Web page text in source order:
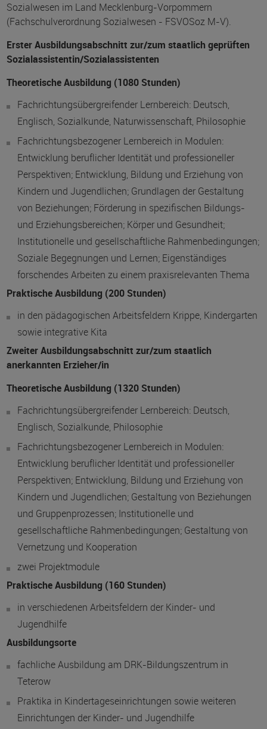
Sozialwesen im Land Mecklenburg-Vorpommern
(Fachschulverordnung Sozialwesen - FSVOSoz M-V).
Erster Ausbildungsabschnitt zur/zum staatlich geprüften
Sozialassistentin/Sozialassistenten
Theoretische Ausbildung (1080 Stunden)
Fachrichtungsübergreifender Lernbereich: Deutsch,
Englisch, Sozialkunde, Naturwissenschaft, Philosophie
Fachrichtungsbezogener Lernbereich in Modulen:
Entwicklung beruflicher Identität und professioneller
Perspektiven; Entwicklung, Bildung und Erziehung von
Kindern und Jugendlichen; Grundlagen der Gestaltung
von Beziehungen; Förderung in spezifischen Bildungs-
und Erziehungsbereichen; Körper und Gesundheit;
Institutionelle und gesellschaftliche Rahmenbedingungen;
Soziale Begegnungen und Lernen; Eigenständiges
forschendes Arbeiten zu einem praxisrelevanten Thema
Praktische Ausbildung (200 Stunden)
in den pädagogischen Arbeitsfeldern Krippe, Kindergarten
sowie integrative Kita
Zweiter Ausbildungsabschnitt zur/zum staatlich
anerkannten Erzieher/in
Theoretische Ausbildung (1320 Stunden)
Fachrichtungsübergreifender Lernbereich: Deutsch,
Englisch, Sozialkunde, Philosophie
Fachrichtungsbezogener Lernbereich in Modulen:
Entwicklung beruflicher Identität und professioneller
Perspektiven; Entwicklung, Bildung und Erziehung von
Kindern und Jugendlichen; Gestaltung von Beziehungen
und Gruppenprozessen; Institutionelle und
gesellschaftliche Rahmenbedingungen; Gestaltung von
Vernetzung und Kooperation
zwei Projektmodule
Praktische Ausbildung (160 Stunden)
in verschiedenen Arbeitsfeldern der Kinder- und
Jugendhilfe
Ausbildungsorte
fachliche Ausbildung am DRK-Bildungszentrum in
Teterow
Praktika in Kindertageseinrichtungen sowie weiteren
Einrichtungen der Kinder- und Jugendhilfe